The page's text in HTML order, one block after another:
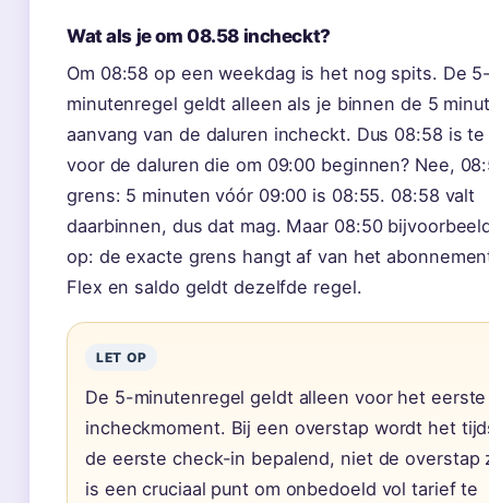
Wat als je om 08.58 incheckt?
Om 08:58 op een weekdag is het nog spits. De
minutenregel geldt alleen als je binnen de 5
aanvang van de daluren incheckt. Dus 08:58 is
voor de daluren die om 09:00 beginnen? Nee,
grens: 5 minuten vóór 09:00 is 08:55. 08:58 valt
daarbinnen, dus dat mag. Maar 08:50
op: de exacte grens hangt af van het
Flex en saldo geldt dezelfde regel.
LET OP
De 5-minutenregel geldt alleen voor het eerste
incheckmoment. Bij een overstap wordt het
de eerste check-in bepalend, niet de overstap
is een cruciaal punt om onbedoeld vol tarief te